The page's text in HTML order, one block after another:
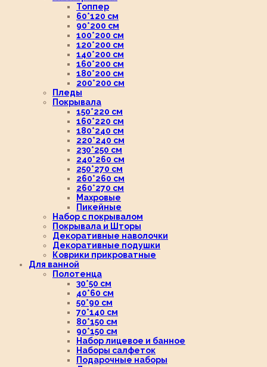
Топпер
60*120 см
90*200 см
100*200 см
120*200 см
140*200 см
160*200 см
180*200 см
200*200 см
Пледы
Покрывала
150*220 см
160*220 см
180*240 см
220*240 см
230*250 см
240*260 см
250*270 см
260*260 см
260*270 см
Махровые
Пикейные
Набор с покрывалом
Покрывала и Шторы
Декоративные наволочки
Декоративные подушки
Коврики прикроватные
Для ванной
Полотенца
30*50 см
40*60 см
50*90 см
70*140 см
80*150 см
90*150 см
Набор лицевое и банное
Наборы салфеток
Подарочные наборы